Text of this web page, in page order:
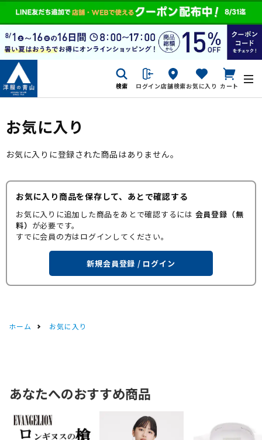
検索 ログイン店舗検索お気に入り カート
お気に入り
お気に入りに登録された商品はありません。
お気に入り商品を保存して、あとで確認する
お気に入りに追加した商品をあとで確認するには 会員登録（無
料） が必要です。
すでに会員の方はログインしてください。
新規会員登録 / ログイン
ホーム お気に入り